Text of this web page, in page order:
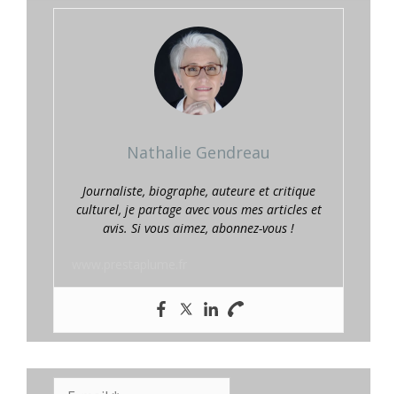
Nathalie Gendreau
Journaliste, biographe, auteure et critique
culturel, je partage avec vous mes articles et
avis. Si vous aimez, abonnez-vous !